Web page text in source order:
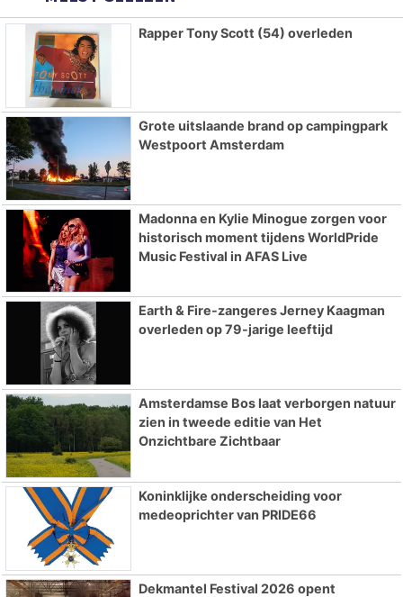
Rapper Tony Scott (54) overleden
Grote uitslaande brand op campingpark
Westpoort Amsterdam
Madonna en Kylie Minogue zorgen voor
historisch moment tijdens WorldPride
Music Festival in AFAS Live
Earth & Fire-zangeres Jerney Kaagman
overleden op 79-jarige leeftijd
Amsterdamse Bos laat verborgen natuur
zien in tweede editie van Het
Onzichtbare Zichtbaar
Koninklijke onderscheiding voor
medeoprichter van PRIDE66
Dekmantel Festival 2026 opent